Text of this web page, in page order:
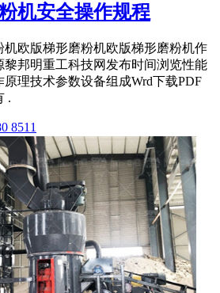
机安全操作规程
机欧版梯形磨粉机欧版梯形磨粉机作
黎邦明重工科技网发布时间浏览性能
理技术参数设备组成Wrd下载PDF
.
8511